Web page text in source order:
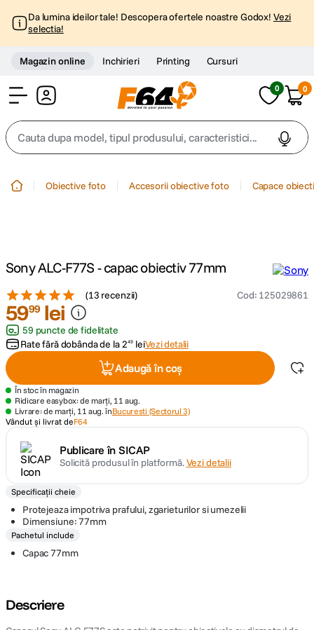
Da lumina ideilor tale! Descopera ofertele noastre Godox! Vezi
selectia!
Magazin online Inchirieri Printing Cursuri
0 0
Cauta dupa model, tipul produsului, caracteristici...
trepied telefon
4. peak design
5. canon sx740 hs
7. card memorie
dji mic mini
9 .
10. insta 360
Obiective foto Accesorii obiective foto Capace
Sony ALC-F77S - capac obiectiv 77mm
(13 recenzii) Cod: 125029861
5999 lei
59 puncte de fidelitate
Rate fără dobânda de la249 leiVezi detalii
Adaugă în coș
În stoc în magazin
Ridicare easybox: de marți, 11 aug.
Livrare: de marți, 11 aug. înBucuresti (Sectorul 3)
Vândut și livrat deF64
Publicare în SICAP
Solicită produsul în platformă.Vezi detalii
Specificații cheie
Protejeaza impotriva prafului, zgarieturilor si umezelii
Dimensiune: 77mm
Pachetul include
Capac 77mm
Descriere